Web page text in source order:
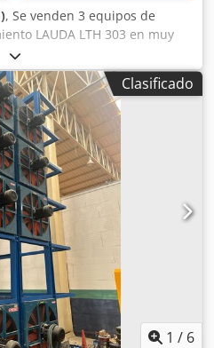
, Se venden 3 equipos de
LAUDA LTH 303 en muy
son ideales para la
de extrusión, boquillas,
de moldeo por
industriales. Todos los
de funcionamiento,
y se pueden
de Wuppertal en
* Fabricante: LAUDA *
1990 Crodpfxjzpxcyj
de calor: Aceite *
hasta 350 °C * Tensión de
calentamiento: 3,2 kW *
* Pantalla digital de
integrada * Diseño
* Control fácil de usar *
Clasificado
1 / 6